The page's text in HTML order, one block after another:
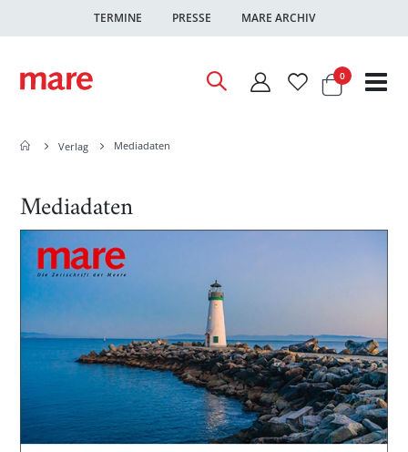
TERMINE PRESSE MARE ARCHIV
Warenkorb
0Artikel
Verlag Mediadaten
Mediadaten